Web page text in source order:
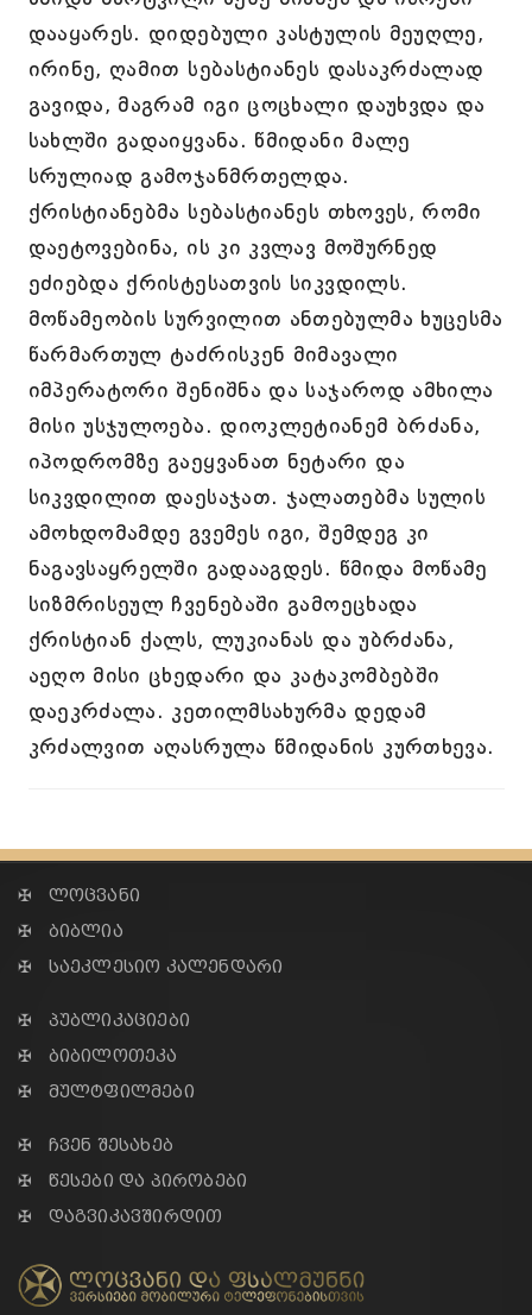
დააყარეს. დიდებული კასტულის მეუღლე,
ირინე, ღამით სებასტიანეს დასაკრძალად
გავიდა, მაგრამ იგი ცოცხალი დაუხვდა და
სახლში გადაიყვანა. წმიდანი მალე
სრულიად გამოჯანმრთელდა.
ქრისტიანებმა სებასტიანეს თხოვეს, რომი
დაეტოვებინა, ის კი კვლავ მოშურნედ
ეძიებდა ქრისტესათვის სიკვდილს.
მოწამეობის სურვილით ანთებულმა ხუცესმა
წარმართულ ტაძრისკენ მიმავალი
იმპერატორი შენიშნა და საჯაროდ ამხილა
მისი უსჯულოება. დიოკლეტიანემ ბრძანა,
იპოდრომზე გაეყვანათ ნეტარი და
სიკვდილით დაესაჯათ. ჯალათებმა სულის
ამოხდომამდე გვემეს იგი, შემდეგ კი
ნაგავსაყრელში გადააგდეს. წმიდა მოწამე
სიზმრისეულ ჩვენებაში გამოეცხადა
ქრისტიან ქალს, ლუკიანას და უბრძანა,
აეღო მისი ცხედარი და კატაკომბებში
დაეკრძალა. კეთილმსახურმა დედამ
კრძალვით აღასრულა წმიდანის კურთხევა.
✠ ლოცვანი
✠ ბიბლია
✠ საეკლესიო კალენდარი
✠ პუბლიკაციები
✠ ბიბილოთეკა
✠ მულტფილმები
✠ ჩვენ შესახებ
✠ წესები და პირობები
✠ დაგვიკავშირდით